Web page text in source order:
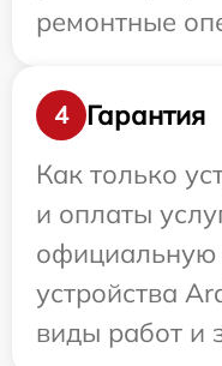
ремонтные
4
Гарантия
Как только
и оплаты
официальную
устройства
виды работ и